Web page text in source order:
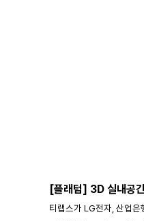
[플래텀] 3D 실내공
티랩스가 LG전자, 산업